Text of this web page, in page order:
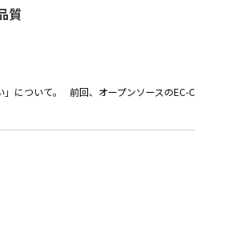
質
について。 前回、オープンソースのEC-C